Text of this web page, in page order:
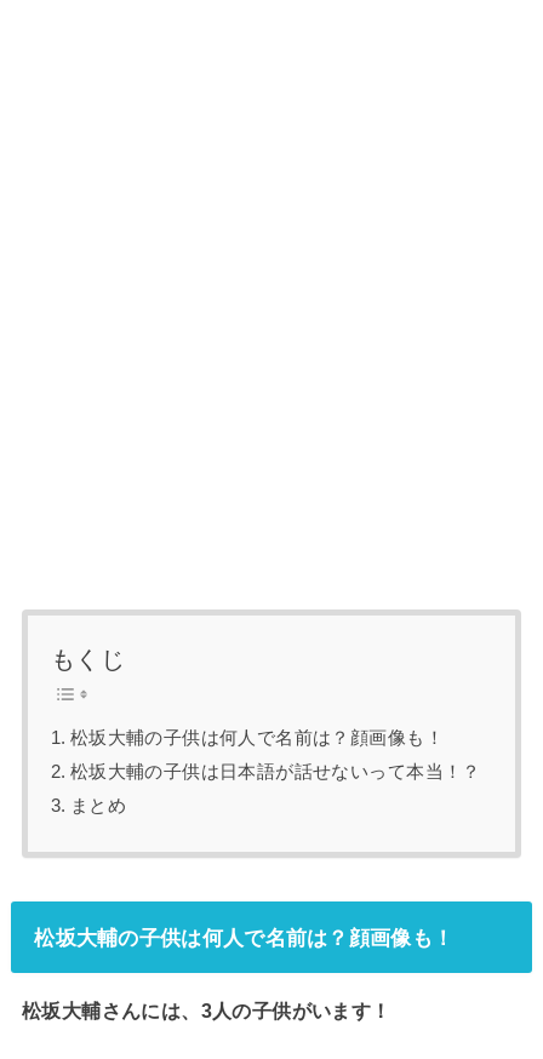
もくじ
松坂大輔の子供は何人で名前は？顔画像も！
松坂大輔の子供は日本語が話せないって本当！？
まとめ
松坂大輔の子供は何人で名前は？顔画像も！
松坂大輔さんには、3人の子供がいます！